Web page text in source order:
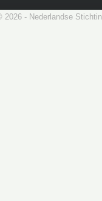
2026 - Nederlandse